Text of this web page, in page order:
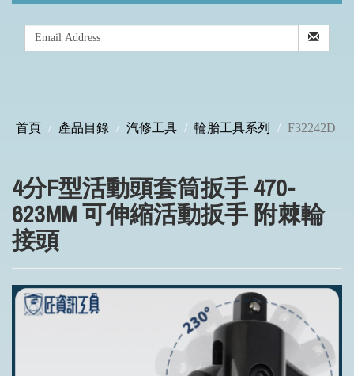
首頁 產品目錄 汽修工具 輪胎工具系列 F32242D
4分F型活動頭套筒扳手 470-
623MM 可伸縮活動扳手 附棘輪
接頭